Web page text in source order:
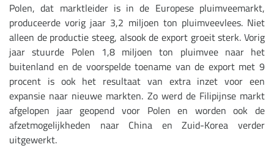
Polen, dat marktleider is in de Europese pluimveemarkt,
produceerde vorig jaar 3,2 miljoen ton pluimveevlees. Niet
alleen de productie steeg, alsook de export groeit sterk. Vorig
jaar stuurde Polen 1,8 miljoen ton pluimvee naar het
buitenland en de voorspelde toename van de export met 9
procent is ook het resultaat van extra inzet voor een
expansie naar nieuwe markten. Zo werd de Filipijnse markt
afgelopen jaar geopend voor Polen en worden ook de
afzetmogelijkheden naar China en Zuid-Korea verder
uitgewerkt.